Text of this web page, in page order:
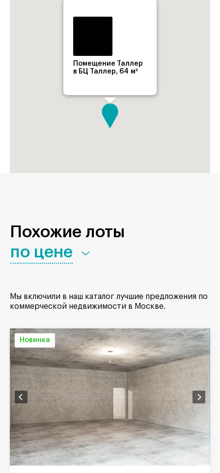
Помещение Таллер
в БЦ Таллер, 64 м²
Похожие лоты
по цене
Мы включили в наш каталог лучшие предложения по
коммерческой недвижимости в Москве.
Новинка